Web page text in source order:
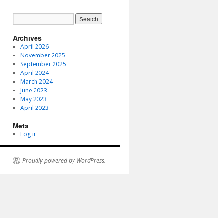
Archives
April 2026
November 2025
September 2025
April 2024
March 2024
June 2023
May 2023
April 2023
Meta
Log in
Proudly powered by WordPress.